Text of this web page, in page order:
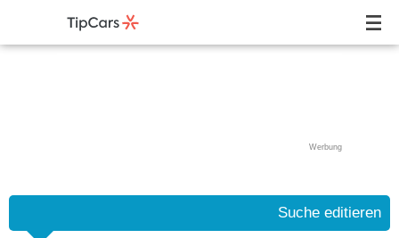
Werbung
Suche editieren